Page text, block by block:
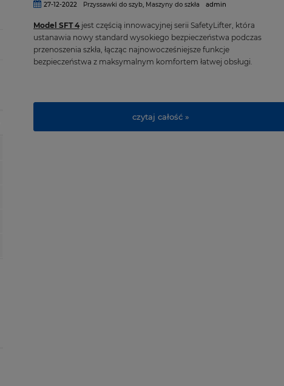
27-12-2022 Przyssawki do szyb, Maszyny do szkła admin
Model SFT 4 jest częścią innowacyjnej serii SafetyLifter, która
ustanawia nowy standard wysokiego bezpieczeństwa podczas
przenoszenia szkła, łącząc najnowocześniejsze funkcje
bezpieczeństwa z maksymalnym komfortem łatwej obsługi.
czytaj całość »